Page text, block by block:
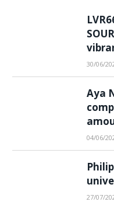
30/06/
Aya
04/06/
27/07/